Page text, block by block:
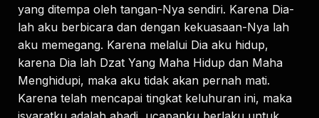
yang ditempa oleh tangan-Nya sendiri. Karena Dia-
lah aku berbicara dan dengan kekuasaan-Nya lah
aku memegang. Karena melalui Dia aku hidup,
karena Dia lah Dzat Yang Maha Hidup dan Maha
Menghidupi, maka aku tidak akan pernah mati.
Karena telah mencapai tingkat keluhuran ini, maka